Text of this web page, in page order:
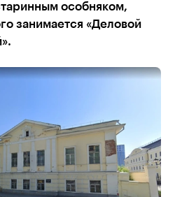
особняком,
занимается «Деловой